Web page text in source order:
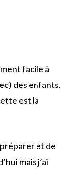
facile à
des enfants.
est la
et de
mais j’ai